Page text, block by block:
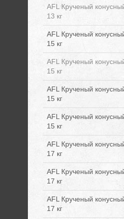
AFL Крученый
13 кг
AFL Крученый
15 кг
AFL Крученый
15 кг
AFL Крученый
15 кг
AFL Крученый
15 кг
AFL Крученый
17 кг
AFL Крученый
17 кг
AFL Крученый
17 кг